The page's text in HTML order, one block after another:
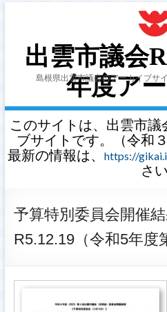
出雲市議会
年度ア
島根県出雲市議会のアーカイブサ
このサイトは、出雲市
ブサイトです。（令和
最新の情報は、
https://
さい
予算特別委員会開催
R5.12.19（令和5年度